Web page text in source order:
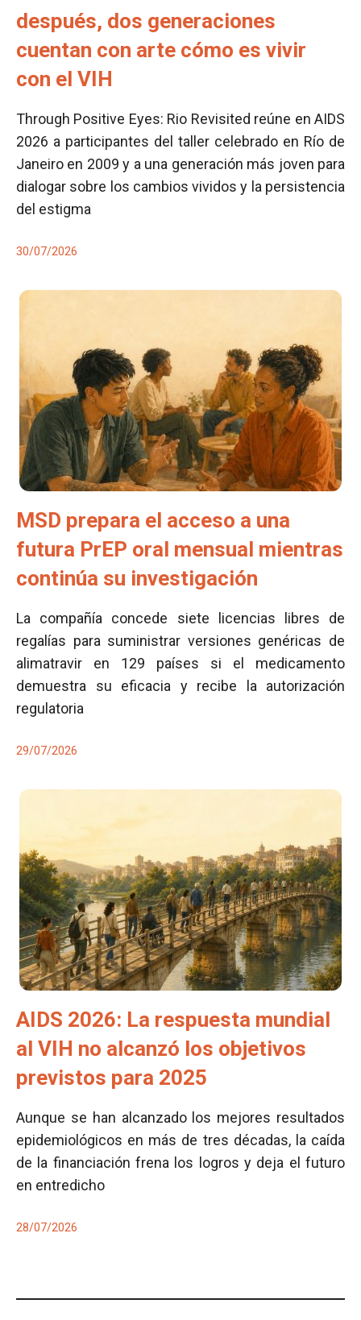
después, dos generaciones
cuentan con arte cómo es vivir
con el VIH
Through Positive Eyes: Rio Revisited reúne en AIDS
2026 a participantes del taller celebrado en Río de
Janeiro en 2009 y a una generación más joven para
dialogar sobre los cambios vividos y la persistencia
del estigma
30/07/2026
MSD prepara el acceso a una
futura PrEP oral mensual mientras
continúa su investigación
La compañía concede siete licencias libres de
regalías para suministrar versiones genéricas de
alimatravir en 129 países si el medicamento
demuestra su eficacia y recibe la autorización
regulatoria
29/07/2026
AIDS 2026: La respuesta mundial
al VIH no alcanzó los objetivos
previstos para 2025
Aunque se han alcanzado los mejores resultados
epidemiológicos en más de tres décadas, la caída
de la financiación frena los logros y deja el futuro
en entredicho
28/07/2026